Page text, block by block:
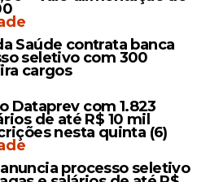
a chuva e
multidão no
João de Campina
João de Campina
lota Parque do
Saúde contrata banca
seletivo com 300
cargos
Dataprev com 1.823
de até R$ 10 mil
nesta quinta (6)
processo seletivo